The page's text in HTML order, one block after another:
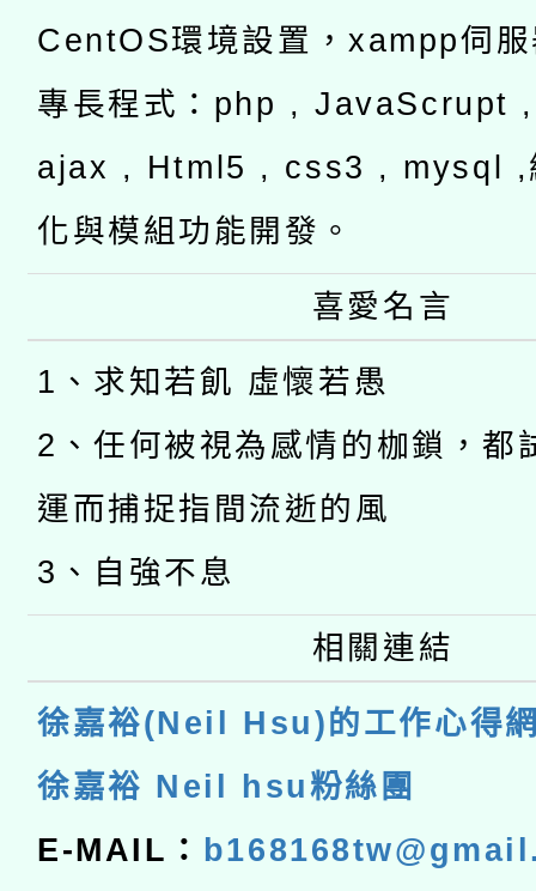
CentOS環境設置，xampp伺
專長程式：php , JavaScrupt
ajax , Html5 , css3 , mysql ,
化與模組功能開發。
喜愛名言
1、求知若飢 虛懷若愚
2、任何被視為感情的枷鎖，都
運而捕捉指間流逝的風
3、自強不息
相關連結
徐嘉裕(Neil Hsu)的工作心得
徐嘉裕 Neil hsu粉絲團
E-MAIL：